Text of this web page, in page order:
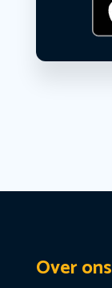
Over ons